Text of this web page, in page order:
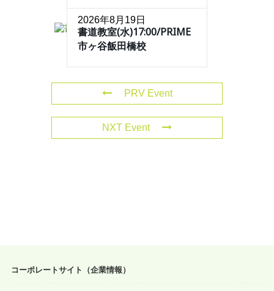
2026年8月19日
書道教室(水)17:00/PRIME
市ヶ谷飯田橋校
PRV Event
NXT Event
コーポレートサイト（企業情報）